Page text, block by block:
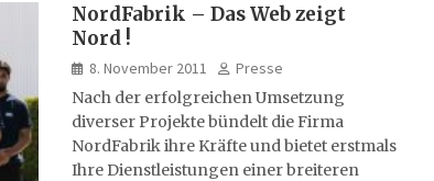
NordFabrik – Das Web zeigt
Nord !
8. November 2011
Presse
Nach der erfolgreichen Umsetzung
diverser Projekte bündelt die Firma
NordFabrik ihre Kräfte und bietet erstmals
Ihre Dienstleistungen einer breiteren